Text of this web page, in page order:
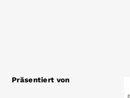
Präsentiert von